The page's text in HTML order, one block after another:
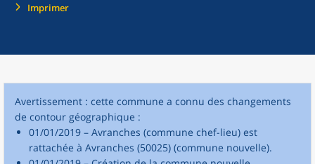
Imprimer
Avertissement : cette commune a connu des changements
de contour géographique :
01/01/2019 – Avranches (commune chef-lieu) est
rattachée à Avranches (50025) (commune nouvelle).